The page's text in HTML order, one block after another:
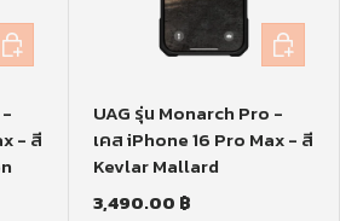
-
- สี
หยิบใส่ตะกร้า
UAG รุ่น Monarch Pro -
เคส iPhone 16 Pro Max - สี
Kevlar Mallard
3,490.00 ฿
หยิบใส่ตะ